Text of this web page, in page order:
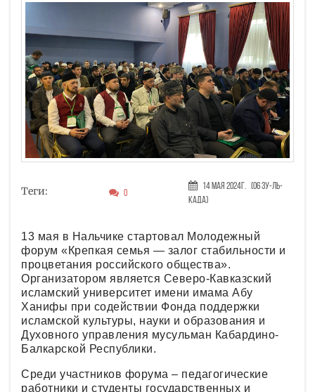
Теги: 0
14 Мая 2024г. (06 Зу-ль-
када)
13 мая в Нальчике стартовал Молодежный
форум «Крепкая семья — залог стабильности и
процветания российского общества».
Организатором является Северо-Кавказский
исламский университет имени имама Абу
Ханифы при содействии Фонда поддержки
исламской культуры, науки и образования и
Духовного управления мусульман Кабардино-
Балкарской Республики.
Среди участников форума – педагогические
работники и студенты государственных и